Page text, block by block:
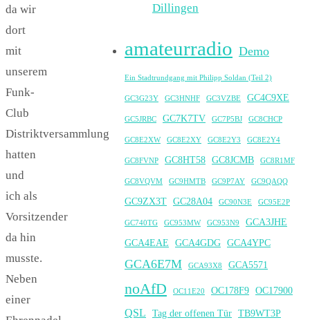
da wir
dort
mit
unserem
Funk-
Club
Distriktversammlung
hatten
und
ich als
Vorsitzender
da hin
musste.
Neben
einer
Dillingen
amateurradio Demo
Ein Stadtrundgang mit Philipp Soldan (Teil 2)
GC3G23Y GC3HNHF GC3VZBE GC4C9XE
GC5JRBC GC7K7TV GC7P5BJ GC8CHCP
GC8E2XW GC8E2XY GC8E2Y3 GC8E2Y4
GC8FVNP GC8HT58 GC8JCMB GC8R1MF
GC8VQVM GC9HMTB GC9P7AY GC9QAQQ
GC9ZX3T GC28A04 GC90N3E GC95E2P
GC740TG GC953MW GC953N9
GCA3JHE
GCA4EAE
GCA4GDG GCA4YPC
GCA6E7M GCA93X8 GCA5571
noAfD OC11E20 OC178F9 OC17900
QSL Tag der offenen Tür TB9WT3P